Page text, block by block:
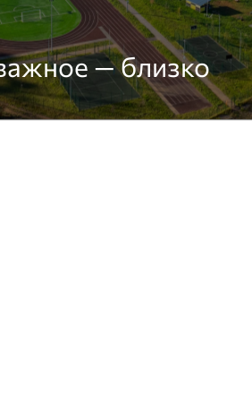
— близко